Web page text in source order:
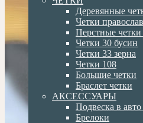
Деревянные
Четки
Перстные четки
Четки 30 бусин
Четки 33 зерна
Четки 108
Большие четки
Браслет четки
АКСЕССУАРЫ
Подвеска в
Брелоки